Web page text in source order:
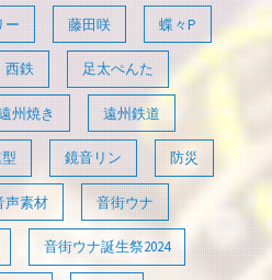
ー 藤田咲 蝶々P
西鉄 足太ぺんた
州焼き 遠州鉄道
鏡音リン 防災
声素材 音街ウナ
音街ウナ誕生祭2024